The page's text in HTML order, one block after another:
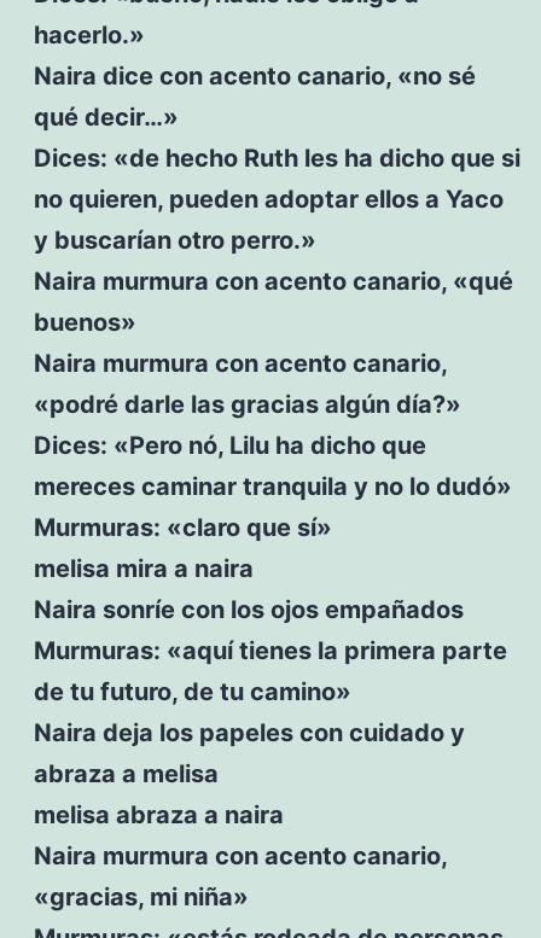
hacerlo.»
Naira dice con acento canario, «no sé
qué decir…»
Dices: «de hecho Ruth les ha dicho que si
no quieren, pueden adoptar ellos a Yaco
y buscarían otro perro.»
Naira murmura con acento canario, «qué
buenos»
Naira murmura con acento canario,
«podré darle las gracias algún día?»
Dices: «Pero nó, Lilu ha dicho que
mereces caminar tranquila y no lo dudó»
Murmuras: «claro que sí»
melisa mira a naira
Naira sonríe con los ojos empañados
Murmuras: «aquí tienes la primera parte
de tu futuro, de tu camino»
Naira deja los papeles con cuidado y
abraza a melisa
melisa abraza a naira
Naira murmura con acento canario,
«gracias, mi niña»